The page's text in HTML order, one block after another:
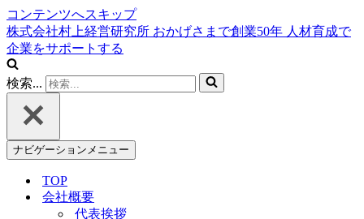
コンテンツへスキップ
株式会社村上経営研究所 おかげさまで創業50年 人材育成で
企業をサポートする
検索...
ナビゲーションメニュー
TOP
会社概要
代表挨拶